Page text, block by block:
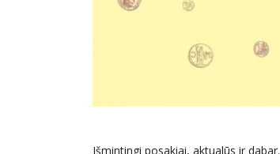
Išmintingi posakiai, aktualūs ir dabar.